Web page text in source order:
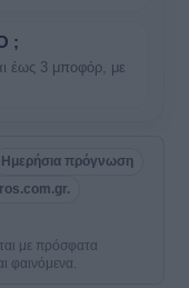
;
έως 3 μποφόρ, με
Ημερήσια πρόγνωση
με πρόσφατα
φαινόμενα.